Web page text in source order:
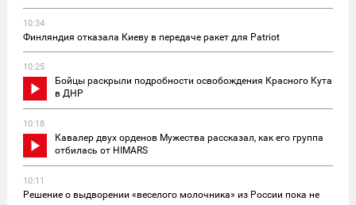
10:34
Финляндия отказала Киеву в передаче ракет для Patriot
10:25
Бойцы раскрыли подробности освобождения Красного Кута
в ДНР
10:18
Кавалер двух орденов Мужества рассказал, как его группа
отбилась от HIMARS
10:11
Решение о выдворении «веселого молочника» из России пока не